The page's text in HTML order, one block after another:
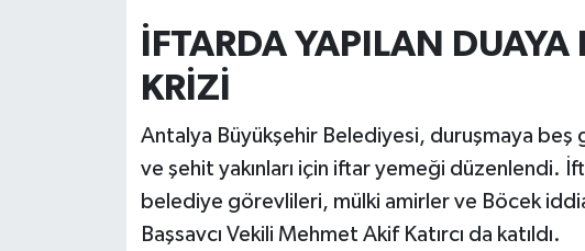
İFTARDA YAPILAN DUAYA
KRİZİ
Antalya Büyükşehir Belediyesi, duruşmaya beş
ve şehit yakınları için iftar yemeği düzenlendi.
belediye görevlileri, mülki amirler ve Böcek
Başsavcı Vekili Mehmet Akif Katırcı da katıldı.